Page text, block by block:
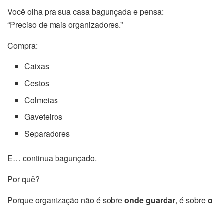
Você olha pra sua casa bagunçada e pensa:
“Preciso de mais organizadores.”
Compra:
Caixas
Cestos
Colmeias
Gaveteiros
Separadores
E… continua bagunçado.
Por quê?
Porque organização não é sobreonde guardar, é sobreo